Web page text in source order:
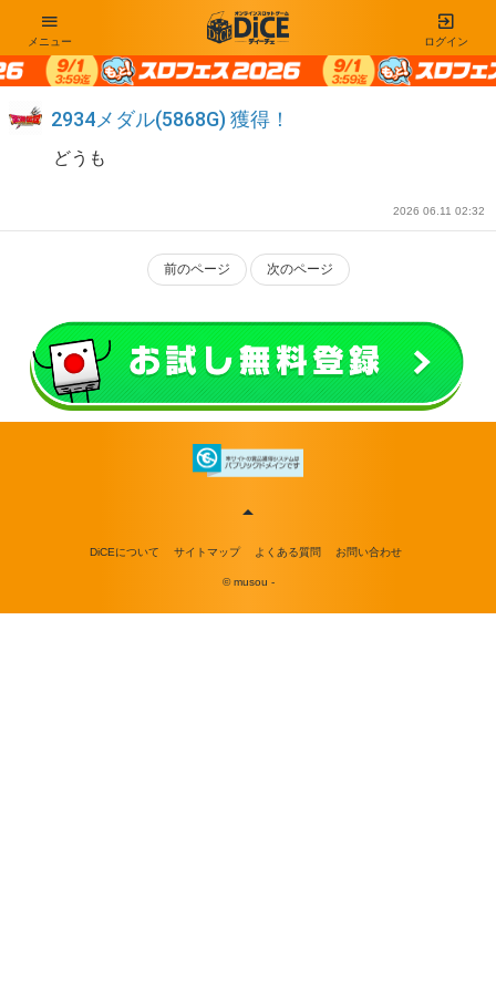
ログイン
メニュー
2934メダル(5868G) 獲得！
どうも
2026 06.11 02:32
前のページ 次のページ
DiCEについて サイトマップ よくある質問 お問い合わせ
© musou -